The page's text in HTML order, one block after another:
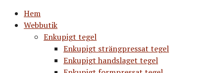
Hem
Webbutik
Enkupigt tegel
Enkupigt strängpressat tegel
Enkupigt handslaget tegel